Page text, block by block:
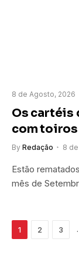
8 de Agosto, 2026
Os cartéis
com toiros
By Redação 8
Estão
mês de
1 2 3